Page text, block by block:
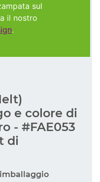
sul
il nostro
.
e colore di
- #FAE053
di